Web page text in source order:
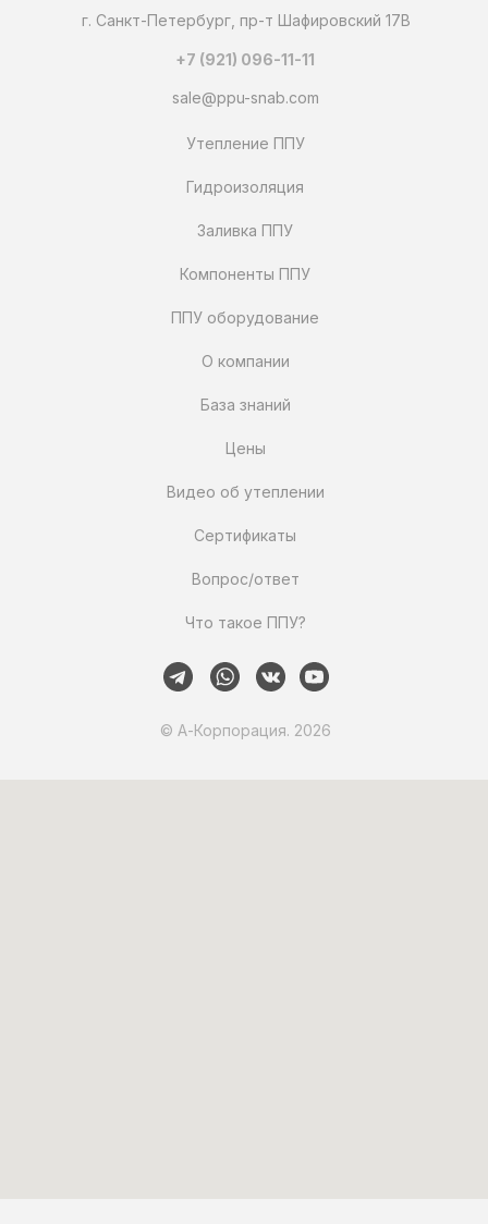
г. Санкт-Петербург, пр-т Шафировский 17В
+7 (921) 096-11-11
sale@ppu-snab.com
Что такое ППУ?
Вопрос/ответ
Сертификаты
Компоненты ППУ
Заливка ППУ
Видео об утеплении
ППУ оборудование
О компании
База знаний
Цены
Гидроизоляция
Утепление ППУ
© А-Корпорация. 2026